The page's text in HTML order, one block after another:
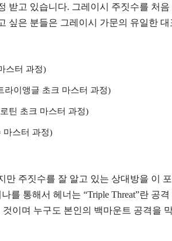
받고 있습니다. 그레이시 주짓수를 처음
싶은 분들은 그레이시 가문의 유일한 대
스터 과정)
라이앵글 초크 마스터 과정)
틴 초크 마스터 과정)
마스터 과정)
주짓수를 잘 알고 있는 상대방을 이 포
를 통해서 헤너는 “Triple Threat”란 공격
이며 누구도 본인의 백마운트 공격을